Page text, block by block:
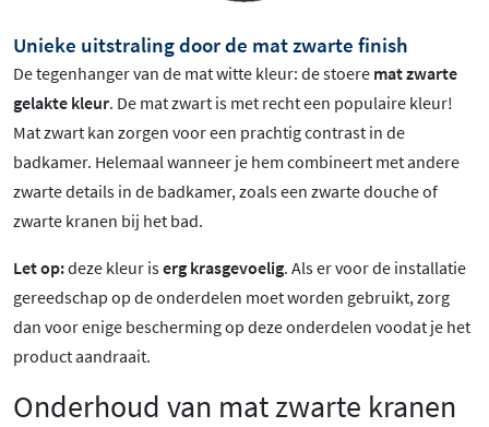
Unieke uitstraling door de mat zwarte finish
De tegenhanger van de mat witte kleur: de stoere mat zwarte
gelakte kleur. De mat zwart is met recht een populaire kleur!
Mat zwart kan zorgen voor een prachtig contrast in de
badkamer. Helemaal wanneer je hem combineert met andere
zwarte details in de badkamer, zoals een zwarte douche of
zwarte kranen bij het bad.
Let op:deze kleur iserg krasgevoelig. Als er voor de installatie
gereedschap op de onderdelen moet worden gebruikt, zorg
dan voor enige bescherming op deze onderdelen voodat je het
product aandraait.
Onderhoud van mat zwarte kranen